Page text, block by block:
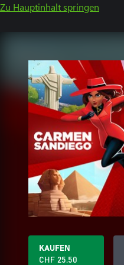
Zu Hauptinhalt springen
KAUFEN
CHF 25.50